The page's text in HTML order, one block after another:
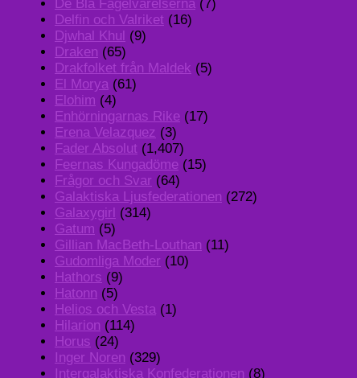
De Blå Fågelvarelserna (7)
Delfin och Valriket (16)
Djwhal Khul (9)
Draken (65)
Drakfolket från Maldek (5)
El Morya (61)
Elohim (4)
Enhörningarnas Rike (17)
Erena Velazquez (3)
Fader Absolut (1,407)
Feernas Kungadöme (15)
Frågor och Svar (64)
Galaktiska Ljusfederationen (272)
Galaxygirl (314)
Gatum (5)
Gillian MacBeth-Louthan (11)
Gudomliga Moder (10)
Hathors (9)
Hatonn (5)
Helios och Vesta (1)
Hilarion (114)
Horus (24)
Inger Noren (329)
Intergalaktiska Konfederationen (8)